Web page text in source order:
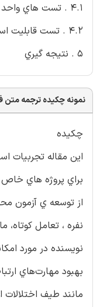
4.1 . تست هاي واحد
4.2 . تست قابليت استفاده
5 . نتيجه گيري
نمونه چکیده ترجمه متن
چكيده
براي پروژه هاي خاص
نفره ، تعامل
نويسنده در مورد
بهبود مهارت‌هاي
مانند طيف